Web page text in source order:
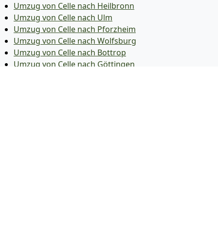
Umzug von Celle nach Heilbronn
Umzug von Celle nach Ulm
Umzug von Celle nach Pforzheim
Umzug von Celle nach Wolfsburg
Umzug von Celle nach Bottrop
Umzug von Celle nach Göttingen